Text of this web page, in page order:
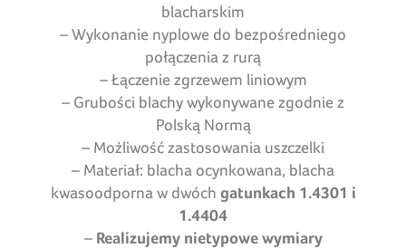
blacharskim
– Wykonanie nyplowe do bezpośredniego
połączenia z rurą
– Łączenie zgrzewem liniowym
– Grubości blachy wykonywane zgodnie z
Polską Normą
– Możliwość zastosowania uszczelki
– Materiał: blacha ocynkowana, blacha
kwasoodporna w dwóch gatunkach 1.4301 i
1.4404
– Realizujemy nietypowe wymiary